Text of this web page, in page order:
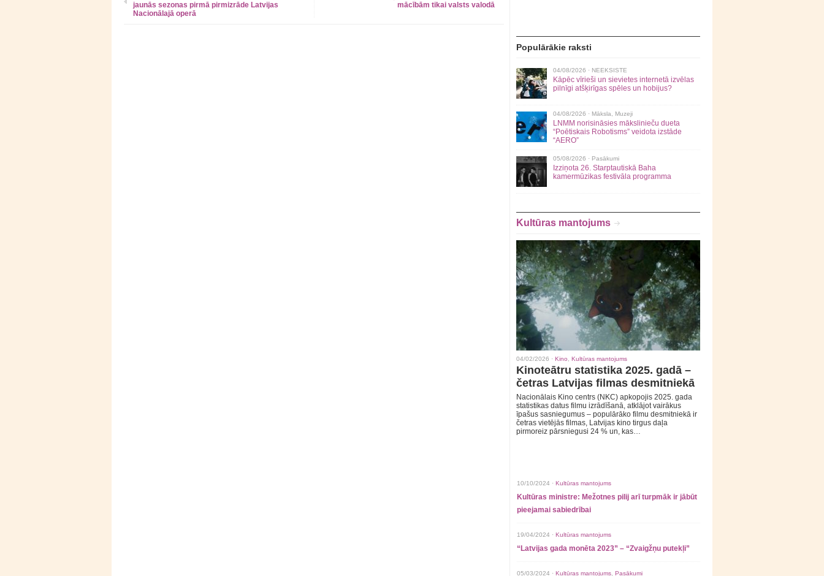
jaunās sezonas pirmā pirmizrāde Latvijas
Nacionālajā operā
mācībām tikai valsts valodā
Populārākie raksti
04/08/2026 · NEEKSISTE
Kāpēc vīrieši un sievietes internetā izvēlas
pilnīgi atšķirīgas spēles un hobijus?
04/08/2026 · Māksla Muzeji
LNMM norisināsies mākslinieču dueta
“Poētiskais Robotisms” veidota izstāde
“AERO”
05/08/2026 · Pasākumi
Izziņota 26. Starptautiskā Baha
kamermūzikas festivāla programma
Kultūras mantojums
04/02/2026 · Kino Kultūras mantojums
Kinoteātru statistika 2025. gadā –
četras Latvijas filmas desmitniekā
Nacionālais Kino centrs (NKC) apkopojis 2025. gada
statistikas datus filmu izrādīšanā, atklājot vairākus
īpašus sasniegumus – populārāko filmu desmitniekā ir
četras vietējās filmas, Latvijas kino tirgus daļa
pirmoreiz pārsniegusi 24 % un, kas…
10/10/2024 · Kultūras mantojums
Kultūras ministre: Mežotnes pilij arī turpmāk ir jābūt
pieejamai sabiedrībai
19/04/2024 · Kultūras mantojums
“Latvijas gada monēta 2023” – “Zvaigžņu putekļi”
05/03/2024 · Kultūras mantojums Pasākumi